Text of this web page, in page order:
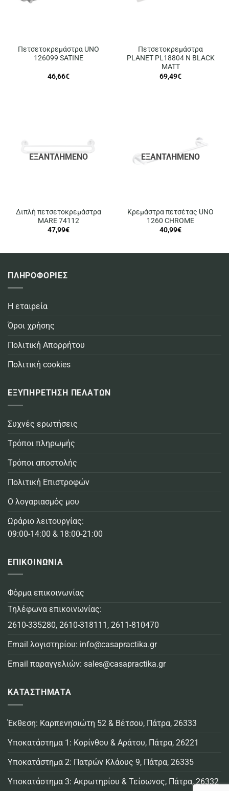
Πετσετοκρεμάστρα UNO
126099 SATINE
46,66€
Πετσετοκρεμάστρα
PLANET PL18804 N BLACK
MATT
69,49€
ΕΞΑΝΤΛΗΜΈΝΟ
Διπλή πετσετοκρεμάστρα
MARE 74112
47,99€
ΕΞΑΝΤΛΗΜΈΝΟ
Κρεμάστρα πετσέτας UNO
1260 CHROME
40,99€
ΠΛΗΡΟΦΟΡΙΕΣ
Η εταιρεία
Όροι χρήσης
Πολιτική Απορρήτου
Πολιτική cookies
ΕΞΥΠΗΡΕΤΗΣΗ ΠΕΛΑΤΩΝ
Συχνές ερωτήσεις
Τρόποι πληρωμής
Τρόποι αποστολής
Πολιτική Επιστροφών
Ο λογαριασμός μου
Ωράριο λειτουργίας:
09:00-14:00 & 18:00-21:00
ΕΠΙΚΟΙΝΩΝΙΑ
Φόρμα επικοινωνίας
Τηλέφωνα επικοινωνίας:
2610-335280, 2610-318111 , 2611-810470
Email λογιστηρίου: info@casapractika.gr
Email παραγγελιών: sales@casapractika.gr
ΚΑΤΑΣΤΗΜΑΤΑ
Έκθεση: Καρπενησιώτη 52 & Βέτσου, Πάτρα, 26333
Υποκατάστημα 1: Κορίνθου & Αράτου, Πάτρα, 26221
Υποκατάστημα 2: Πατρών Κλάους 9, Πάτρα, 26335
Υποκατάστημα 3: Ακρωτηρίου & Τείσωνος, Πάτρα, 26332